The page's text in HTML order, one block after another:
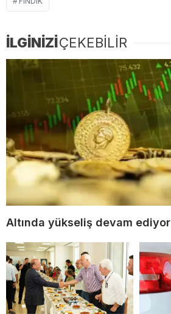
İLGİNİZİÇEKEBİLİR
Altında yükseliş devam ediyor